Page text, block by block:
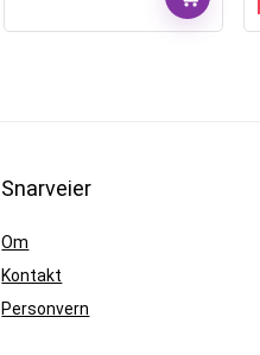
Snarveier
Om
Kontakt
Personvern